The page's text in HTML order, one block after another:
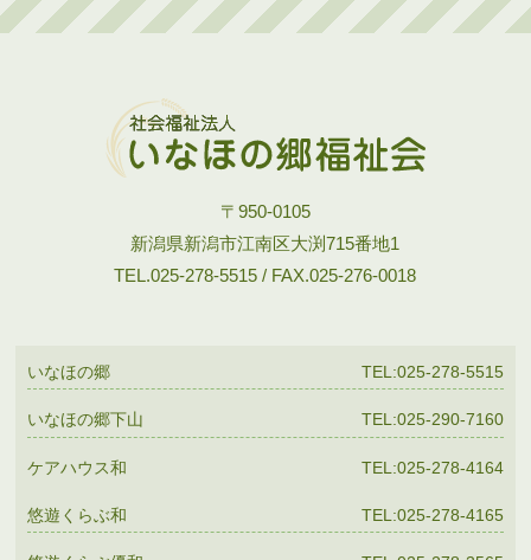
〒950-0105
新潟県新潟市江南区大渕715番地1
TEL.025-278-5515 / FAX.025-276-0018
いなほの郷 TEL:025-278-5515
いなほの郷下山 TEL:025-290-7160
ケアハウス和 TEL:025-278-4164
悠遊くらぶ和 TEL:025-278-4165